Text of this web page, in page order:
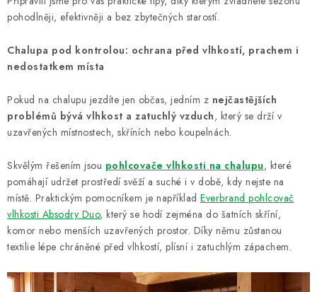
pohodlněji, efektivněji a bez zbytečných starostí.
Chalupa pod kontrolou: ochrana před vlhkostí, prachem i
nedostatkem místa
Pokud na chalupu jezdíte jen občas, jedním z nejčastějších
problémů bývá vlhkost a zatuchlý vzduch, který se drží v
uzavřených místnostech, skříních nebo koupelnách.
Skvělým řešením jsou pohlcovače vlhkosti na chalupu, které
pomáhají udržet prostředí svěží a suché i v době, kdy nejste na
místě. Praktickým pomocníkem je například Everbrand pohlcovač
vlhkosti Absodry Duo, který se hodí zejména do šatních skříní,
komor nebo menších uzavřených prostor. Díky němu zůstanou
textilie lépe chráněné před vlhkostí, plísní i zatuchlým zápachem.